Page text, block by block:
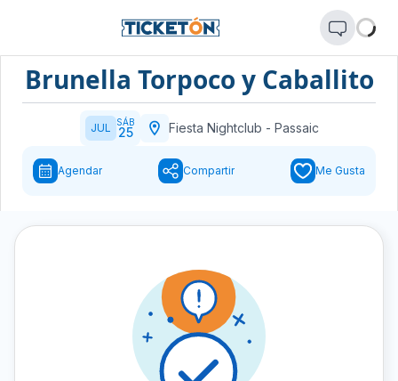
Brunella Torpoco y Caballito
JUL SÁB
25 Fiesta Nightclub - Passaic
Agendar Compartir Me Gusta